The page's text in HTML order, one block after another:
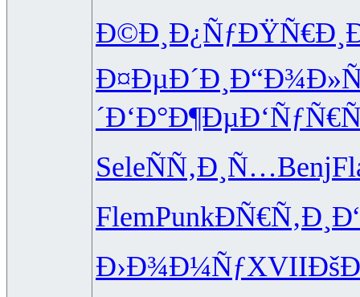
Ð©Ð¸Ð¿Ñƒ
Ð¤ÐµÐ´Ð¸
´Ð‘Ð°Ð¶Ðµ
SeleÑÑ‚Ð¸Ñ…Benj
FlemPunkÐÑ€Ñ‚Ð¸
Ð›Ð¾Ð¼ÑƒXVII